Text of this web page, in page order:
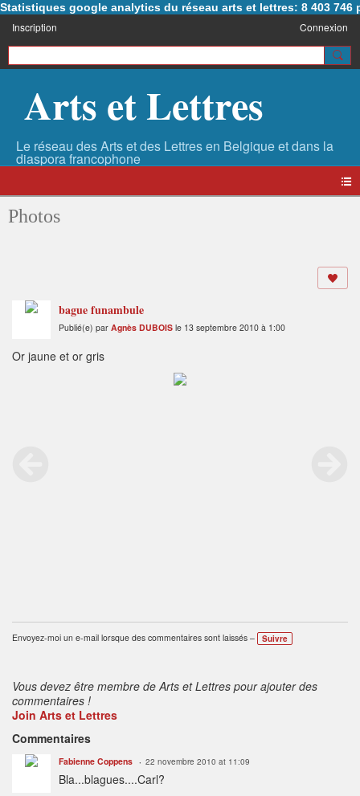
Statistiques google analytics du réseau arts et lettres: 8 403 746
Inscription Connexion
Arts et Lettres
Photos
bague funambule
Publié(e) par Agnès DUBOIS le 13 septembre 2010 à 1:00
Or jaune et or gris
Envoyez-moi un e-mail lorsque des commentaires sont laissés – Suivre
Vous devez être membre de Arts et Lettres pour ajouter des
commentaires !
Join Arts et Lettres
Commentaires
Fabienne Coppens 22 novembre 2010 at 11:09
Bla...blagues....Carl?